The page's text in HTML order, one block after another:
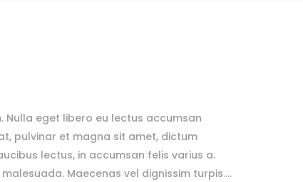
eget libero eu lectus accumsan
pulvinar et magna sit amet, dictum
lectus, in accumsan felis varius a.
Maecenas vel dignissim turpis....